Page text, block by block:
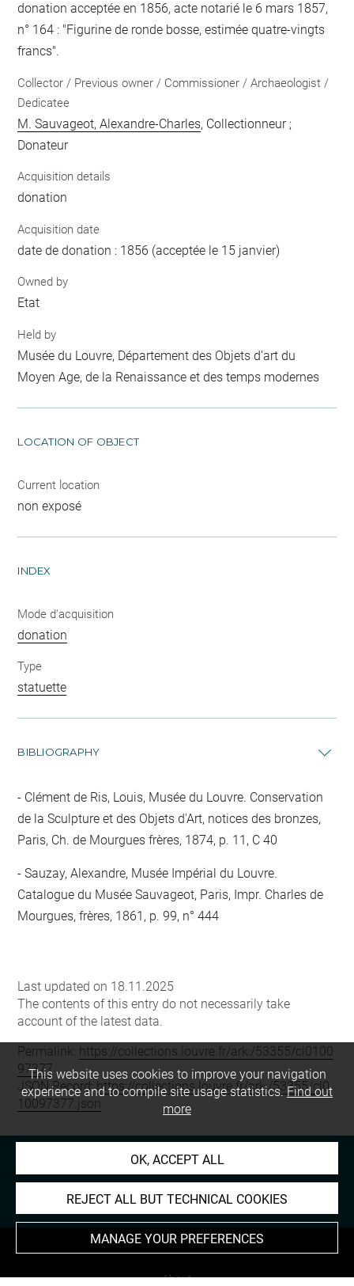
donation acceptée en 1856, acte notarié le 6 mars 1857,
n° 164 : "Figurine de ronde bosse, estimée quatre-vingts
francs".
Collector / Previous owner / Commissioner / Archaeologist /
Dedicatee
M. Sauvageot, Alexandre-Charles, Collectionneur ;
Donateur
Acquisition details
donation
Acquisition date
date de donation : 1856 (acceptée le 15 janvier)
Owned by
Etat
Held by
Musée du Louvre, Département des Objets d'art du
Moyen Age, de la Renaissance et des temps modernes
LOCATION OF OBJECT
Current location
non exposé
INDEX
Mode d'acquisition
donation
Type
statuette
BIBLIOGRAPHY
Clément de Ris, Louis, Musée du Louvre. Conservation
de la Sculpture et des Objets d'Art, notices des bronzes,
Paris, Ch. de Mourgues frères, 1874, p. 11, C 40
Sauzay, Alexandre, Musée Impérial du Louvre.
Catalogue du Musée Sauvageot, Paris, Impr. Charles de
Mourgues, frères, 1861, p. 99, n° 444
Last updated on 18.11.2025
The contents of this entry do not necessarily take
account of the latest data.
Permalink: https://collections.louvre.fr/ark:/53355/cl0100
97377
JSON Record:https://collections.louvre.fr/ark:/53355/cl0
10097377.json
About
This website uses cookies to improve your navigation
experience and to compile site usage statistics.Find out
more
OK, ACCEPT ALL
REJECT ALL BUT TECHNICAL COOKIES
MANAGE YOUR PREFERENCES